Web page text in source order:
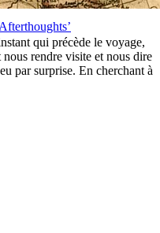
qui précède le voyage,
rendre visite et nous dire
par surprise. En cherchant à